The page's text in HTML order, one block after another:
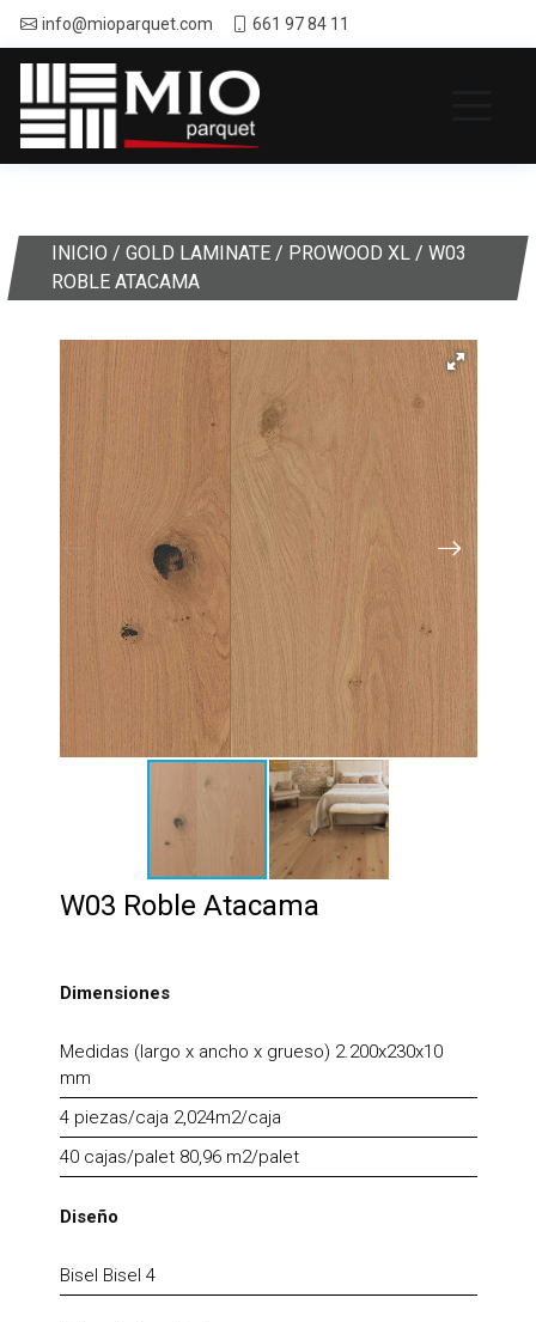
info@mioparquet.com 661 97 84 11
INICIO / GOLD LAMINATE / PROWOOD XL / W03
ROBLE ATACAMA
W03 Roble Atacama
Dimensiones
Medidas (largo x ancho x grueso) 2.200x230x10
mm
4 piezas/caja 2,024m2/caja
40 cajas/palet 80,96 m2/palet
Diseño
Bisel Bisel 4